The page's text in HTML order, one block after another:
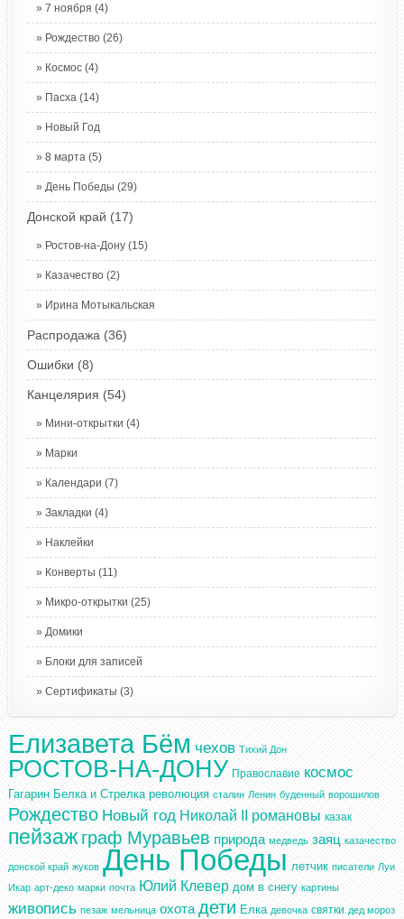
7 ноября (4)
Рождество (26)
Космос (4)
Пасха (14)
Новый Год
8 марта (5)
День Победы (29)
Донской край (17)
Ростов-на-Дону (15)
Казачество (2)
Ирина Мотыкальская
Распродажа (36)
Ошибки (8)
Канцелярия (54)
Мини-открытки (4)
Марки
Календари (7)
Закладки (4)
Наклейки
Конверты (11)
Микро-открытки (25)
Домики
Блоки для записей
Сертификаты (3)
Елизавета Бём чехов Тихий Дон
РОСТОВ-НА-ДОНУ Православие космос
Гагарин Белка и Стрелка революция сталин Ленин буденный ворошилов
Рождество Новый год Николай II романовы казак
пейзаж граф Муравьев природа медведь заяц казачество
донской край жуков День Победы летчик писатели Луи
Икар арт-деко марки почта Юлий Клевер дом в снегу картины
живопись пезаж мельница охота дети Елка девочка святки дед мороз